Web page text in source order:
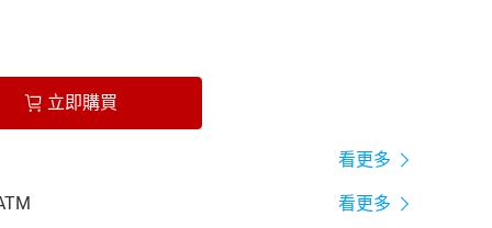
立即購買
看更多
看更多